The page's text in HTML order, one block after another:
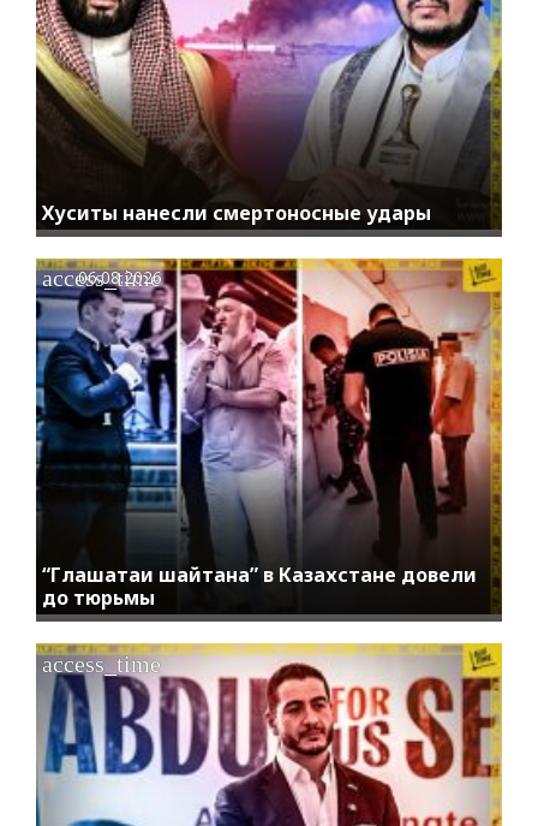
Хуситы нанесли смертоносные удары
“Глашатаи шайтана” в Казахстане довели
до тюрьмы
access_time
06.08.2026
access_time